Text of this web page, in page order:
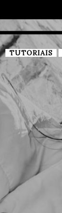
TUTORIAIS